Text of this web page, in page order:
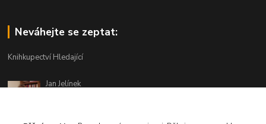
Neváhejte se zeptat:
Knihkupectví Hledající
Jan Jelínek